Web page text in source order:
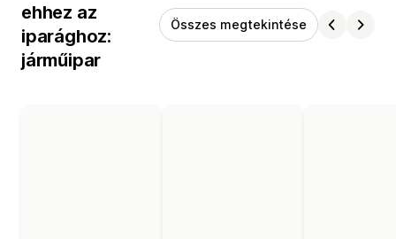
ehhez az
iparághoz:
járműipar
Összes megtekintése